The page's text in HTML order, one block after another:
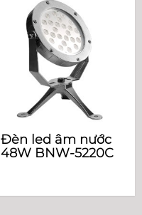
Đèn led âm nước
48W BNW-5220C